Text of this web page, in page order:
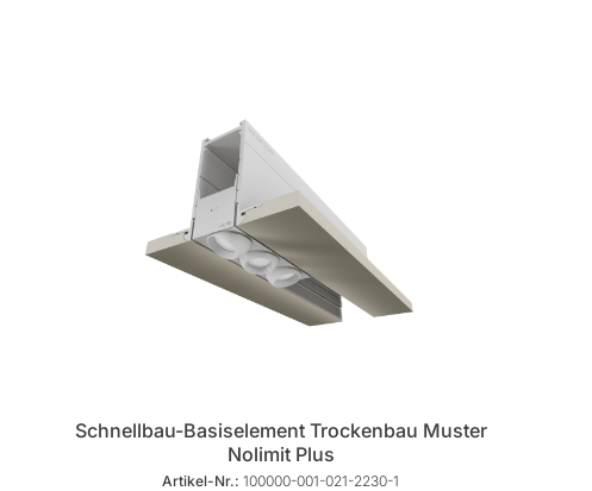
Schnellbau-Basiselement Trockenbau Muster
Nolimit Plus
Artikel-Nr.: 100000-001-021-2230-1